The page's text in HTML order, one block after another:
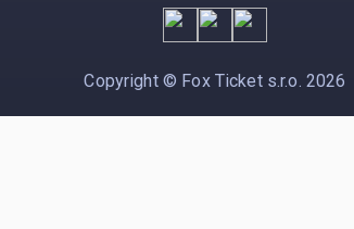
Copyright © Fox Ticket s.r.o. 2026